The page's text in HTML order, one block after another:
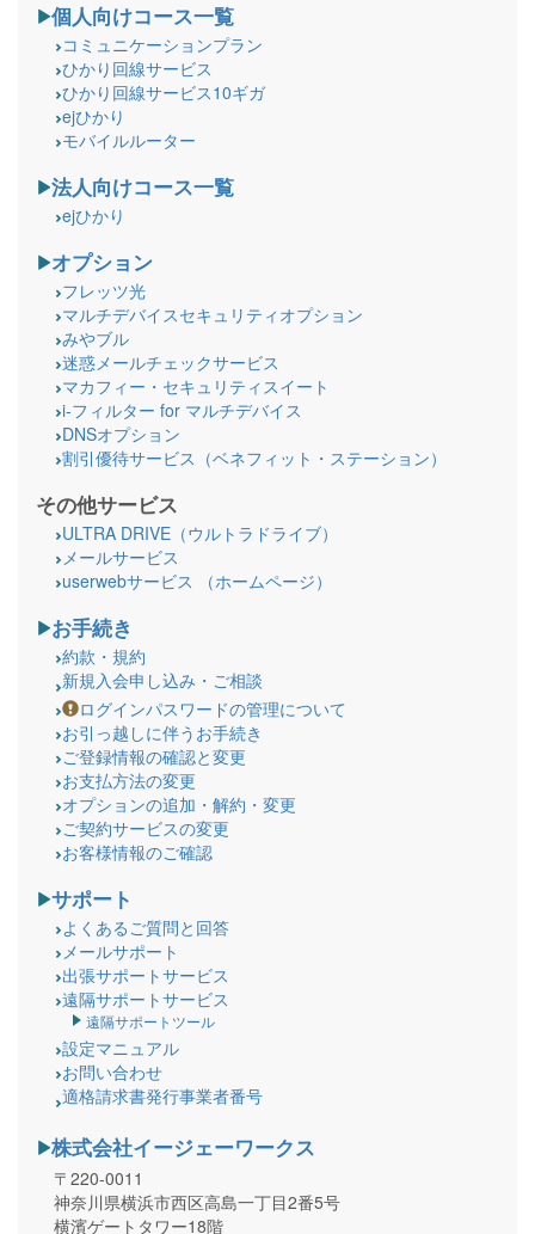
個人向けコース一覧
コミュニケーションプラン
ひかり回線サービス
ひかり回線サービス10ギガ
ejひかり
モバイルルーター
法人向けコース一覧
ejひかり
オプション
フレッツ光
マルチデバイスセキュリティオプション
みやブル
迷惑メールチェックサービス
マカフィー・セキュリティスイート
i-フィルター for マルチデバイス
DNSオプション
割引優待サービス（ベネフィット・ステーション）
その他サービス
ULTRA DRIVE（ウルトラドライブ）
メールサービス
userwebサービス （ホームページ）
お手続き
約款・規約
新規入会申し込み・ご相談
ログインパスワードの管理について
お引っ越しに伴うお手続き
ご登録情報の確認と変更
お支払方法の変更
オプションの追加・解約・変更
ご契約サービスの変更
お客様情報のご確認
サポート
よくあるご質問と回答
メールサポート
出張サポートサービス
遠隔サポートサービス
遠隔サポートツール
設定マニュアル
お問い合わせ
適格請求書発行事業者番号
株式会社イージェーワークス
〒220-0011
神奈川県横浜市西区高島一丁目2番5号
横濱ゲートタワー18階